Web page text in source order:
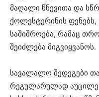
მაღალი წნევითა და
ქოლესტერინის ფენებს,
საშიშროება, რამაც
შეიძლება მიგვიყვანოს.
სავალალო შედეგები
რეგულარულად